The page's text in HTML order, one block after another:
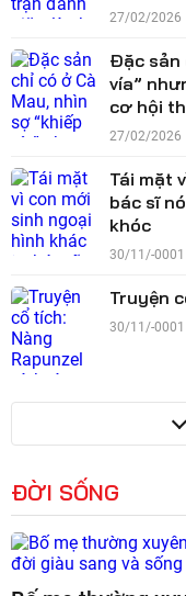
27/02/2026
Đặc sản
vía”
cơ hội
27/02/2026
Tái mặt
bác sĩ
khóc
30/11/-0001
Truyện
30/11/-0001
ĐỜI SỐNG